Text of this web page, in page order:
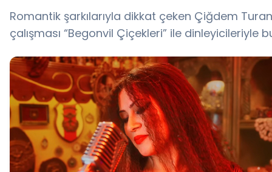
Romantik şarkılarıyla dikkat çeken Çiğdem
çalışması “Begonvil Çiçekleri” ile dinleyicileriyle